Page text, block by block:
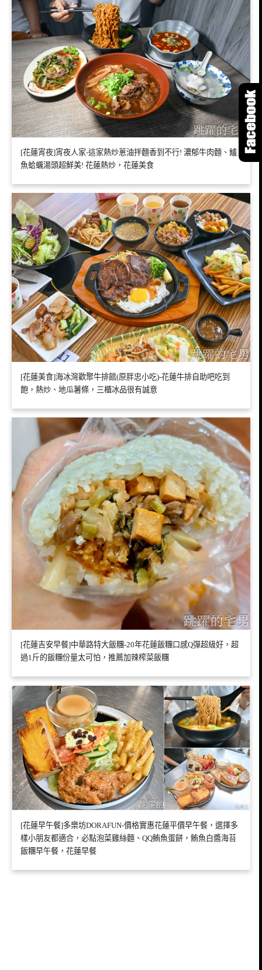
[花蓮宵夜]宵夜人家-這家熱炒蔥油拌麵香到不行! 濃郁牛肉麵、鱸
魚蛤蠣湯頭超鮮美! 花蓮熱炒，花蓮美食
[花蓮美食]海冰灣歡聚牛排館(原胖忠小吃)-花蓮牛排自助吧吃到
飽，熱炒、地瓜薯條，三櫃冰品很有誠意
[花蓮吉安早餐]中華路特大飯糰-20年花蓮飯糰口感Q彈超級好，超
過1斤的飯糰份量太可怕，推薦加辣榨菜飯糰
[花蓮早午餐]多樂坊DORAFUN-價格實惠花蓮平價早午餐，選擇多
樣小朋友都適合，必點泡菜雞絲麵、QQ鮪魚蛋餅，鮪魚白醬海苔
飯糰早午餐，花蓮早餐